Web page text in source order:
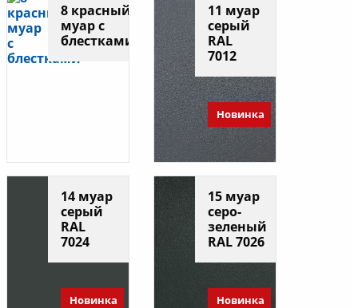
8 красный
муар с
блестками
11 муар
серый
RAL
7012
Новинка
14 муар
серый
RAL
7024
Новинка
15 муар
серо-
зеленый
RAL 7026
Новинка